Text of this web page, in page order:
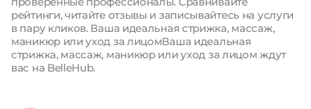
рейтинги, читайте отзывы и записывайтесь на услуги
в пару кликов. Ваша идеальная стрижка, массаж,
маникюр или уход за лицомВаша идеальная
стрижка, массаж, маникюр или уход за лицом ждут
вас на BelleHub.